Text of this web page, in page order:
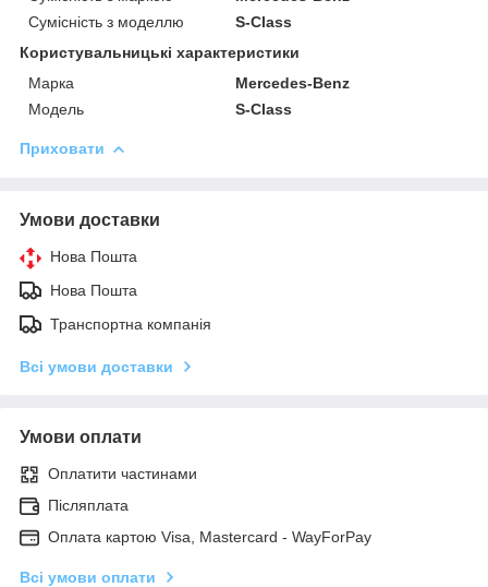
Сумісність з моделлю
S-Class
Користувальницькі характеристики
Марка
Mercedes-Benz
Модель
S-Class
Приховати
Умови доставки
Нова Пошта
Нова Пошта
Транспортна компанія
Всі умови доставки
Умови оплати
Оплатити частинами
Післяплата
Оплата картою Visa, Mastercard - WayForPay
Всі умови оплати